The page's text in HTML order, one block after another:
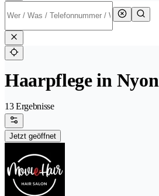
Haarpflege in Nyon
13 Ergebnisse
Jetzt geöffnet